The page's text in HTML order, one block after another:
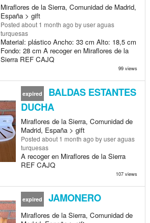
Miraflores de la Sierra, Comunidad de Madrid,
España > gift
Posted about 1 month ago by user aguas
turquesas
Material: plástico Ancho: 33 cm Alto: 18,5 cm
Fondo: 28 cm A recoger en Miraflores de la
Sierra REF CAJQ
99 views
expired
BALDAS ESTANTES
DUCHA
Miraflores de la Sierra, Comunidad de
Madrid, España > gift
Posted about 1 month ago by user aguas
turquesas
A recoger en Miraflores de la Sierra
REF CAJQ
107 views
expired JAMONERO
Miraflores de la Sierra, Comunidad de